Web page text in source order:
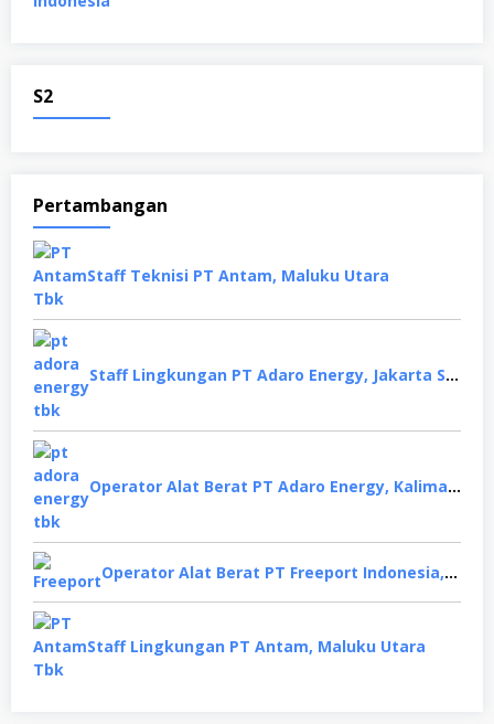
S2
Pertambangan
Staff Teknisi PT Antam, Maluku Utara
Staff Lingkungan PT Adaro Energy, Jakarta Selatan
Operator Alat Berat PT Adaro Energy, Kalimantan Selatan
Operator Alat Berat PT Freeport Indonesia, Papua
Staff Lingkungan PT Antam, Maluku Utara